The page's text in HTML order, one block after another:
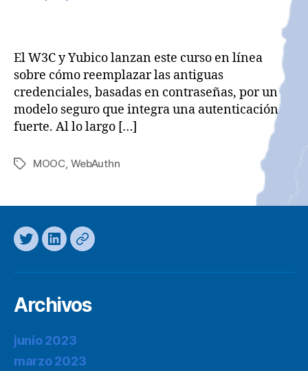
El W3C y Yubico lanzan este curso en línea
sobre cómo reemplazar las antiguas
credenciales, basadas en contraseñas, por un
modelo seguro que integra una autenticación
fuerte. Al lo largo […]
Etiquetas
MOOC, WebAuthn
TwitterLinkedInMastodon
Archivos
junio 2023
marzo 2023